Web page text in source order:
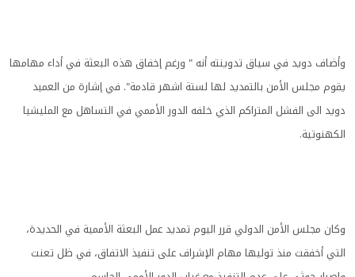
وأضاف دويد في سياق تدوينته أنه " ورغم إخفاق هذه البعثة في أداء مهامها
يقوم مجلس الأمن بالتمديد لها لستة اشهر قادمة". في إشارة من العميد
دويد الى الفشل المتراكم الذي خلفه الدور الأممي في التساهل مع المليشيا
الكهنوتية.
وكان مجلس الأمن الدولي قرر اليوم تمديد عمل البعثة الأممية في الحديدة،
التي أخفقت منذ توليها مهام الإشراف على تنفيذ الاتفاق، في ظل تعنت